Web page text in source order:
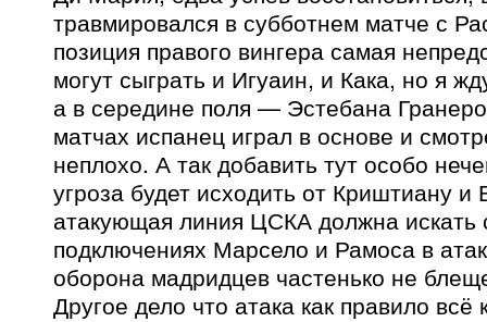
травмировался в субботнем матче с
позиция правого вингера самая
могут сыграть и Игуаин, и Кака, но я
а в середине поля — Эстебана
матчах испанец играл в основе и
неплохо. А так добавить тут особо
угроза будет исходить от Криштиану и
атакующая линия ЦСКА должна искать
подключениях Марсело и Рамоса в
оборона мадридцев частенько не
Другое дело что атака как правило всё